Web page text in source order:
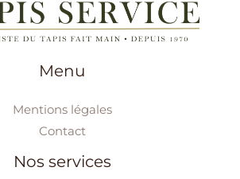
Menu
Mentions légales
Contact
Nos services